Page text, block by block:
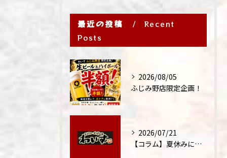
最近の投稿
Recent
Posts
2026/08/05
ふじみ野店限定企画！
2026/07/21
【コラム】夏休みに家族外食が増える理由